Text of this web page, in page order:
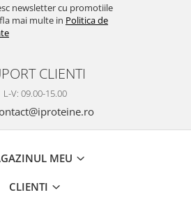
newsletter cu promotiile
mai multe in Politica de
CLIENTI
L-V: 09.00-15.00
MEU
CLIENTI